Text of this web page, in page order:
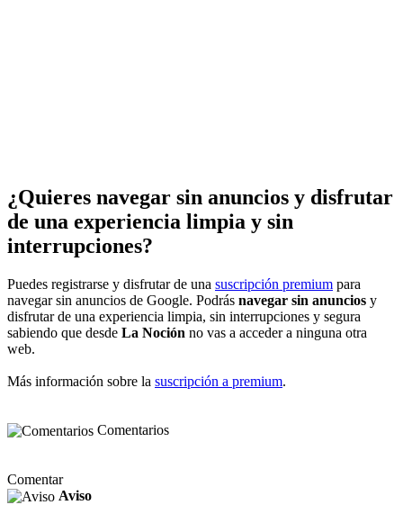
¿Quieres navegar sin anuncios y disfrutar
de una experiencia limpia y sin
interrupciones?
Puedes registrarse y disfrutar de una suscripción premium para
navegar sin anuncios de Google. Podrás navegar sin anuncios y
disfrutar de una experiencia limpia, sin interrupciones y segura
sabiendo que desde La Noción no vas a acceder a ninguna otra
web.
Más información sobre la suscripción a premium.
Comentarios
Comentar
Aviso